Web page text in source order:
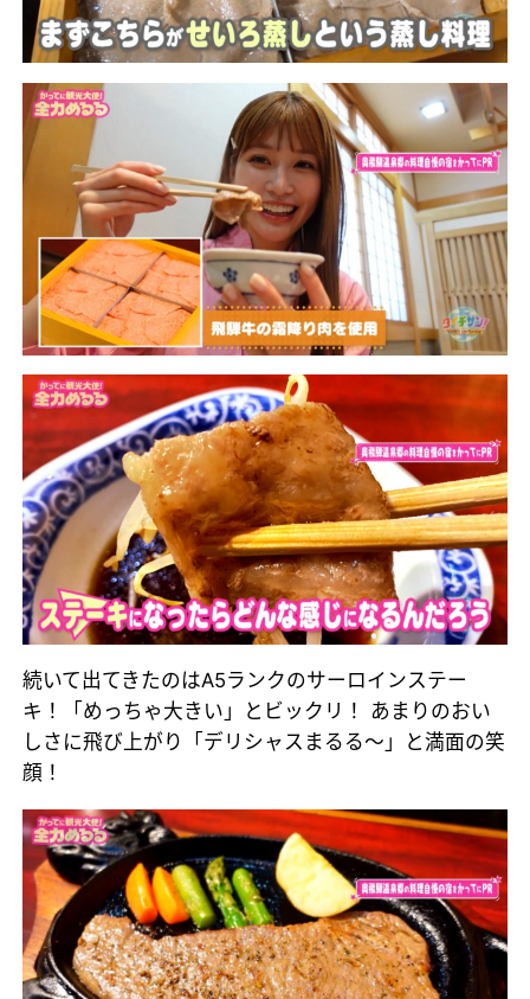
続いて出てきたのはA5ランクのサーロインステー
キ！「めっちゃ大きい」とビックリ！ あまりのおい
しさに飛び上がり「デリシャスまるる～」と満面の笑
顔！